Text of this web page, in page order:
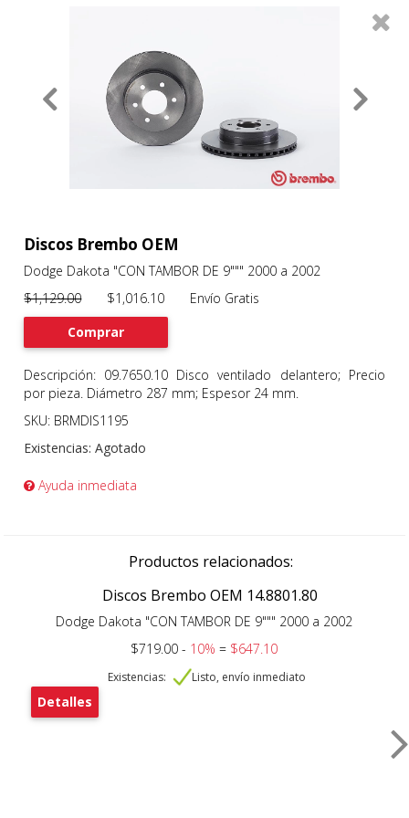
Services
0
Previous
Discos Brembo OEM
Dodge Dakota "CON TAMBOR DE 9""" 2000 a 2002
$1,129.00$1,016.10 Envío Gratis
Comprar
Descripción: 09.7650.10 Disco ventilado delantero; Precio
por pieza. Diámetro 287 mm; Espesor 24 mm.
SKU: BRMDIS1195
Existencias:Agotado
Ayuda inmediata
Productos relacionados:
Discos Brembo OEM 14.8801.80
Dodge Dakota "CON TAMBOR DE 9""" 2000 a 2002
$719.00 - 10%= $647.10
Existencias: Listo, envío inmediato
Detalles